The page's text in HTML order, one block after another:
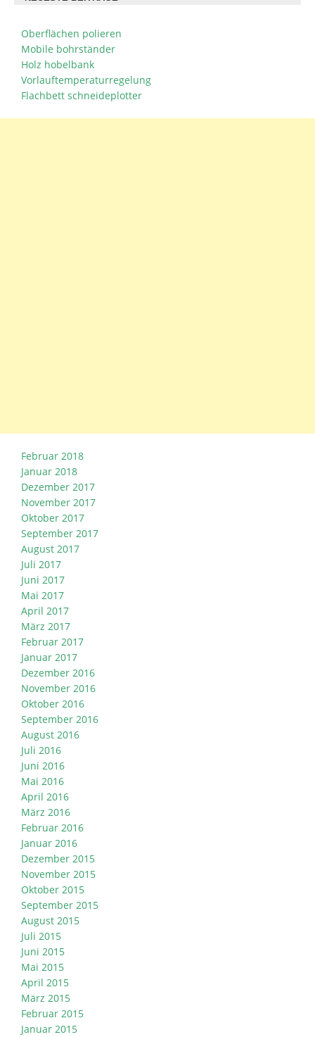
Oberflächen polieren
Mobile bohrständer
Holz hobelbank
Vorlauftemperaturregelung
Flachbett schneideplotter
Februar 2018
Januar 2018
Dezember 2017
November 2017
Oktober 2017
September 2017
August 2017
Juli 2017
Juni 2017
Mai 2017
April 2017
März 2017
Februar 2017
Januar 2017
Dezember 2016
November 2016
Oktober 2016
September 2016
August 2016
Juli 2016
Juni 2016
Mai 2016
April 2016
März 2016
Februar 2016
Januar 2016
Dezember 2015
November 2015
Oktober 2015
September 2015
August 2015
Juli 2015
Juni 2015
Mai 2015
April 2015
März 2015
Februar 2015
Januar 2015